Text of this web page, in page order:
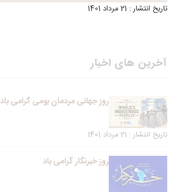
تاریخ انتشار : 21 مرداد 1401
آخرین های اخبار
روز جهانی مردمان بومی گرامی باد
تاریخ انتشار : 21 مرداد 1401
روز خبرنگار گرامی باد